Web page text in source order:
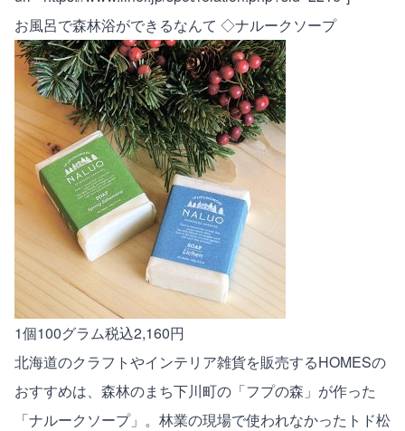
お風呂で森林浴ができるなんて ◇ナルークソープ
1個100グラム税込2,160円
北海道のクラフトやインテリア雑貨を販売するHOMESの
おすすめは、森林のまち下川町の「フプの森」が作った
「ナルークソープ」。林業の現場で使われなかったトド松